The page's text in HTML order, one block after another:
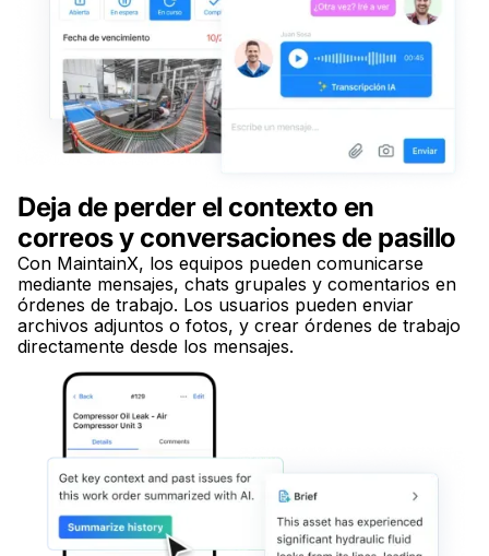
Deja de perder el contexto en
correos y conversaciones de pasillo
Con MaintainX, los equipos pueden comunicarse
mediante mensajes, chats grupales y comentarios en
órdenes de trabajo. Los usuarios pueden enviar
archivos adjuntos o fotos, y crear órdenes de trabajo
directamente desde los mensajes.